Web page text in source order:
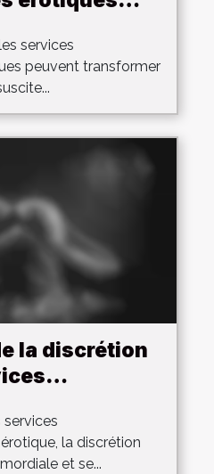
en
services
peuvent transformer
la discrétion
érotique
services
la discrétion
et se...